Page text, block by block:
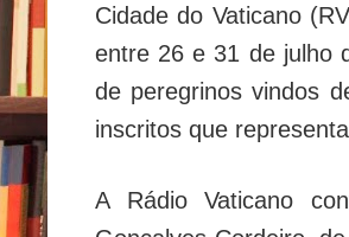
Cidade do Vaticano
entre 26 e 31 de julho
de peregrinos vindos
inscritos que
A Rádio Vaticano